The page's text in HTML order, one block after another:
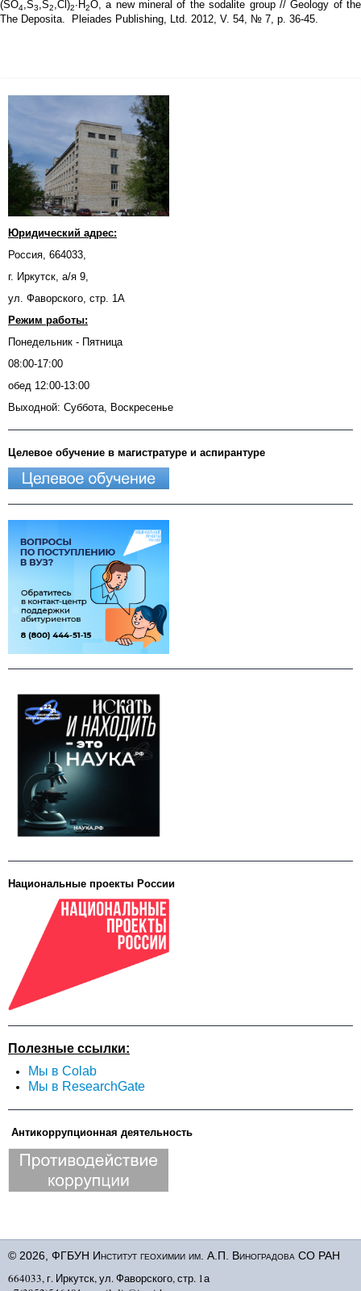
(SO4,S3,S2,Cl)2·H2O, a new mineral of the sodalite group // Geology of the
The Deposita. Pleiades Publishing, Ltd. 2012, V. 54, № 7, p. 36-45.
Юридический адрес:
Россия, 664033,
г. Иркутск, а/я 9,
ул. Фаворского, стр. 1А
Режим работы:
Понедельник - Пятница
08:00-17:00
обед 12:00-13:00
Выходной: Суббота, Воскресенье
Целевое обучение в магистратуре и аспирантуре
Национальные проекты России
Полезные ссылки:
Мы в Colab
Мы в ResearchGate
Антикоррупционная деятельность
© 2026, ФГБУН Институт геохимии им. А.П. Виноградова СО РАН
664033, г. Иркутск, ул. Фаворского, стр. 1а